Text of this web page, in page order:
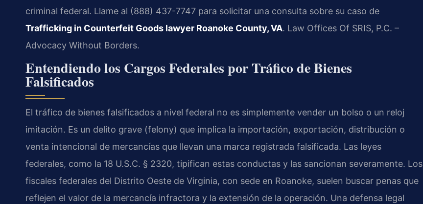
criminal federal. Llame al (888) 437-7747 para solicitar una consulta sobre su caso de
Trafficking in Counterfeit Goods lawyer Roanoke County, VA. Law Offices Of SRIS, P.C. –
Advocacy Without Borders.
Entendiendo los Cargos Federales por Tráfico de Bienes
Falsificados
El tráfico de bienes falsificados a nivel federal no es simplemente vender un bolso o un reloj
imitación. Es un delito grave (felony) que implica la importación, exportación, distribución o
venta intencional de mercancías que llevan una marca registrada falsificada. Las leyes
federales, como la 18 U.S.C. § 2320, tipifican estas conductas y las sancionan severamente. Los
fiscales federales del Distrito Oeste de Virginia, con sede en Roanoke, suelen buscar penas que
reflejen el valor de la mercancía infractora y la extensión de la operación. Una defensa legal